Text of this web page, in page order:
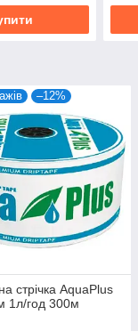
–12%
стрічка AquaPlus
1л/год 300м